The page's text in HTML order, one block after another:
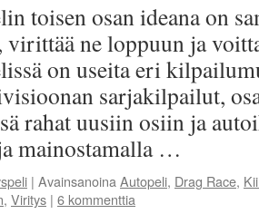
toisen osan ideana on
virittää ne loppuun ja
on useita eri
sarjakilpailut,
rahat uusiin osiin ja
mainostamalla …
| Avainsanoina Autopeli, Drag Race,
, Viritys | 6 kommenttia